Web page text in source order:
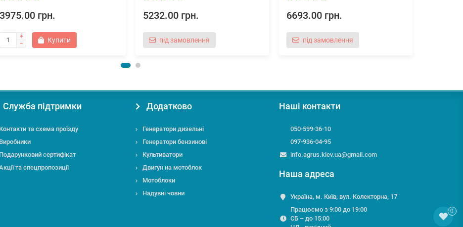
3975.00 грн.
Купити
5232.00 грн.
під замовлення
6693.00 грн.
під замовлення
Служба підтримки
Контакти та схема проїзду
Виробники
Подарунковий сертифікат
та спецпропозиції
Додатково
Генератори дизельні
Генератори бензинові
Культиватори
Двигун на мотоблок
Мотоблоки
Надувні човни
Наші контакти
050-599-36-10
097-936-04-95
info.agrus.kiev.ua@gmail.com
Наша адреса
Україна, м. Київ, вул. Колекторна, 17
Працюємо з 9:00 до 19:00
СБ – до 15:00
0